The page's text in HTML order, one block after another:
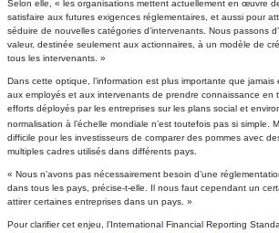
Selon elle, « les organisations mettent actuellement en œuvre
satisfaire aux futures exigences réglementaires, et aussi pour
séduire de nouvelles catégories d’intervenants. Nous passons
valeur, destinée seulement aux actionnaires, à un modèle de
tous les intervenants. »
Dans cette optique, l’information est plus importante que jamais
aux employés et aux intervenants de prendre connaissance en
efforts déployés par les entreprises sur les plans social et
normalisation à l’échelle mondiale n’est toutefois pas si simple. M
difficile pour les investisseurs de comparer des pommes avec
multiples cadres utilisés dans différents pays.
« Nous n’avons pas nécessairement besoin d’une
dans tous les pays, précise-t-elle. Il nous faut cependant un
attirer certaines entreprises dans un pays. »
Pour clarifier cet enjeu, l’International Financial Reporting